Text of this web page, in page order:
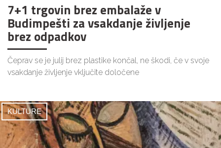
7+1 trgovin brez embalaže v
Budimpešti za vsakdanje življenje
brez odpadkov
Čeprav se je julij brez plastike končal, ne škodi, če v svoje
vsakdanje življenje vključite določene
KULTURE